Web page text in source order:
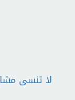
لا تنسى